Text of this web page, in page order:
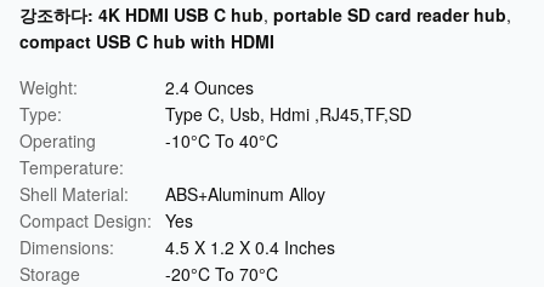
강조하다: 4K HDMI USB C hub, portable SD card reader hub,
compact USB C hub with HDMI
Weight:
2.4 Ounces
Type:
Type C, Usb, Hdmi ,RJ45,TF,SD
Operating
Temperature:
-10°C To 40°C
Shell Material:
ABS+Aluminum Alloy
Compact Design: Yes
Dimensions:
4.5 X 1.2 X 0.4 Inches
Storage
-20°C To 70°C